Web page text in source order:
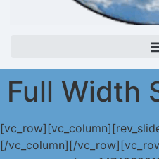
Full Width
[/vc_column][/